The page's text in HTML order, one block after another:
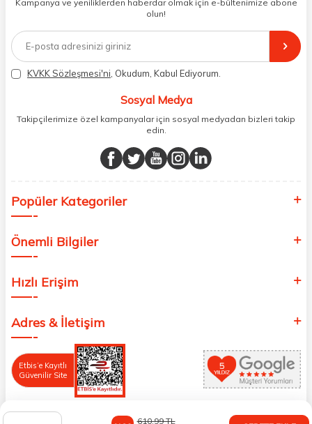
610,99TL
müşteri temsilcilerimiz aracılığı ile gerekli tüm desteği sağlıyoruz.
2017 yılından bugüne, yüzlerce marka ve binlerce ürün seçeneğini
doğrudan markalardan ya da markaların yetkili Türkiye
distribütörlerinden faturalı olarak tedarik ediyor ve müşterilerimize
aynı şekilde faturalı ve orijinal ambalajlarda gönderim sağlıyoruz.
Paketleme sürecinde geri dönüştürülebilir malzemeler kullanarak
atık oranımızı en aza indiriyor ve daha yaşanabilir bir dünya
Kampanya ve yeniliklerden haberdar olmak için e-bültenimize abone
olun!
KVKK Sözleşmesi'ni , Okudum, Kabul Ediyorum.
Sosyal Medya
Takipçilerimize özel kampanyalar için sosyal medyadan bizleri takip
edin.
Popüler Kategoriler
Önemli Bilgiler
Hızlı Erişim
Adres & İletişim
Etbis’e Kayıtlı
Güvenilir Site